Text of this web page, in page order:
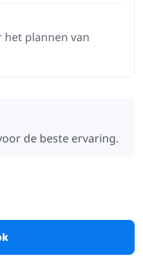
plannen van
de beste ervaring.